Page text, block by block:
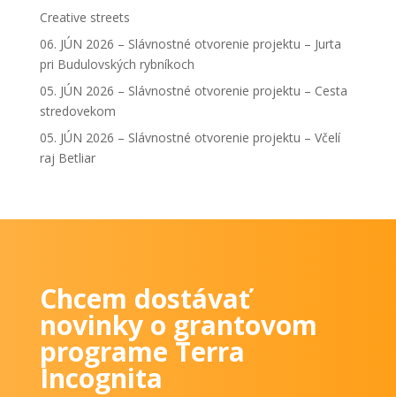
Creative streets
06. JÚN 2026 – Slávnostné otvorenie projektu – Jurta
pri Budulovských rybníkoch
05. JÚN 2026 – Slávnostné otvorenie projektu – Cesta
stredovekom
05. JÚN 2026 – Slávnostné otvorenie projektu – Včelí
raj Betliar
Chcem dostávať
novinky o grantovom
programe Terra
Incognita